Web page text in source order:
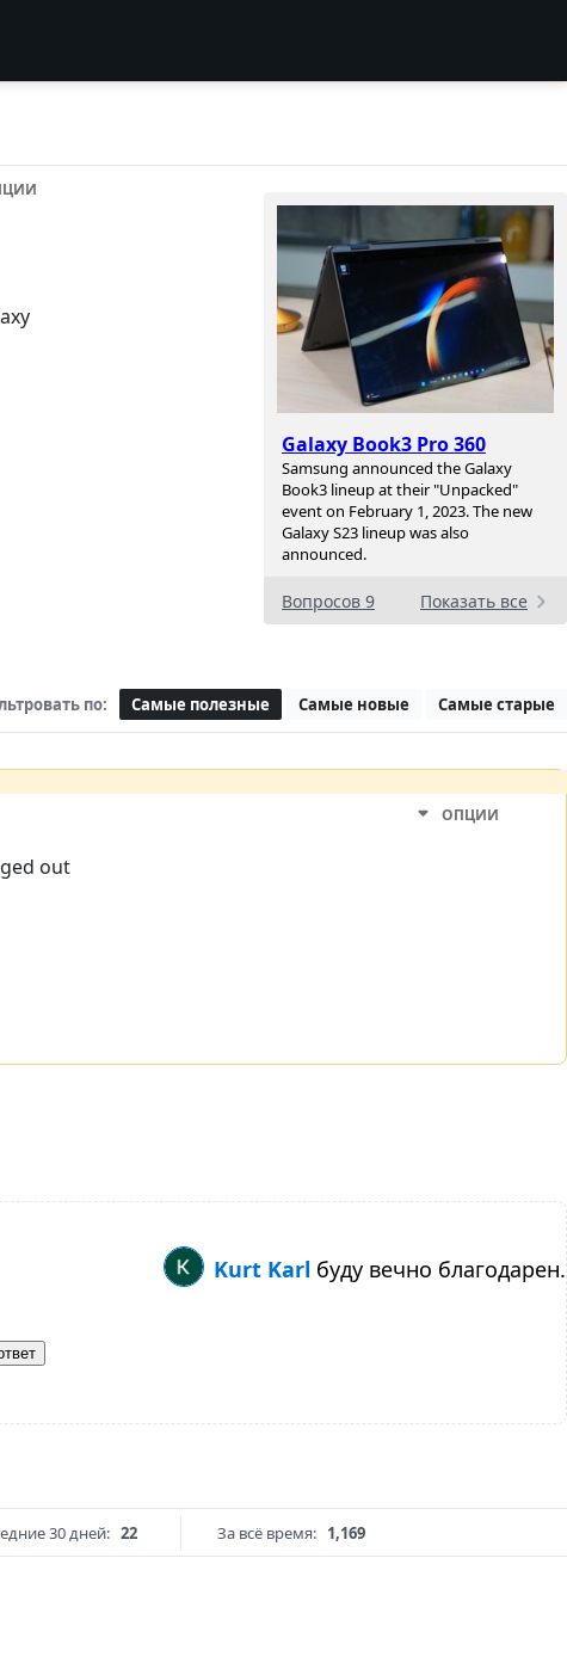
Galaxy Book3 Pro 360
Samsung announced the Galaxy
Book3 lineup at their "Unpacked"
event on February 1, 2023. The new
Galaxy S23 lineup was also
announced.
Вопросов 9 Показать все
по: Самые полезные Самые новые Самые старые
ОПЦИИ
out
Kurt Karl буду вечно благодарен.
30 дней: 22 За всё время: 1,169